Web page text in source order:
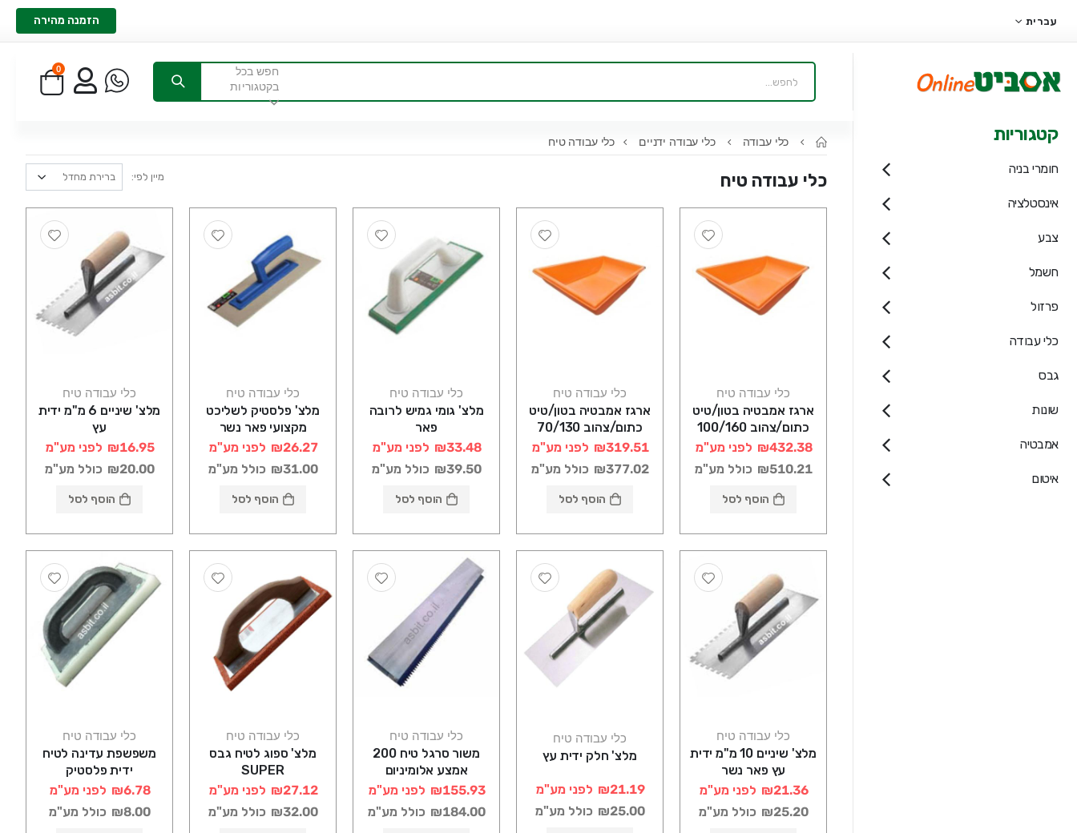
עברית הזמנה מהירה
חפש בכל
בקטגוריות
0
קטגוריות
חומרי בניה
אינסטלציה
צבע
חשמל
פרזול
כלי עבודה
גבס
שונות
אמבטיה
איטום
כלי עבודה כלי עבודה ידניים כלי עבודה טיח
כלי עבודה טיח מיין לפי:
כלי עבודה טיח
ארגז אמבטיה בטון/טיט
כתום/צהוב 100/160
רוטוניב₪432.38 לפני מע"מ
₪510.21 כולל מע"מ
הוסף לסל
כלי עבודה טיח
ארגז אמבטיה בטון/טיט
כתום/צהוב 70/130
רוטוניב₪319.51 לפני מע"מ
₪377.02 כולל מע"מ
הוסף לסל
כלי עבודה טיח
מלצ' גומי גמיש לרובה
פאר
₪33.48 לפני מע"מ
₪39.50 כולל מע"מ
הוסף לסל
כלי עבודה טיח
מלצ' פלסטיק לשליכט
מקצועי פאר נשר
₪26.27 לפני מע"מ
₪31.00 כולל מע"מ
הוסף לסל
כלי עבודה טיח
מלצ' שיניים 6 מ"מ ידית
עץ
₪16.95 לפני מע"מ
₪20.00 כולל מע"מ
הוסף לסל
כלי עבודה טיח
מלצ' שיניים 10 מ"מ ידית
עץ פאר נשר
₪21.36 לפני מע"מ
₪25.20 כולל מע"מ
כלי עבודה טיח
מלצ' חלק ידית עץ
₪21.19 לפני מע"מ
₪25.00 כולל מע"מ
כלי עבודה טיח
משור סרגל טיח 200
אמצע אלומיניום
₪155.93 לפני מע"מ
₪184.00 כולל מע"מ
כלי עבודה טיח
מלצ' ספוג לטיח גבס
SUPER
₪27.12 לפני מע"מ
₪32.00 כולל מע"מ
כלי עבודה טיח
משפשפת עדינה לטיח
ידית פלסטיק
₪6.78 לפני מע"מ
₪8.00 כולל מע"מ